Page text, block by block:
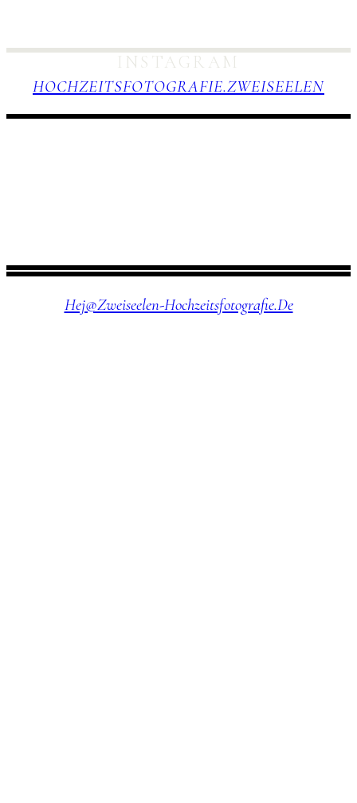
INSTAGRAM
HOCHZEITSFOTOGRAFIE.ZWEISEELEN
Hej@zweiseelen-Hochzeitsfotografie.de